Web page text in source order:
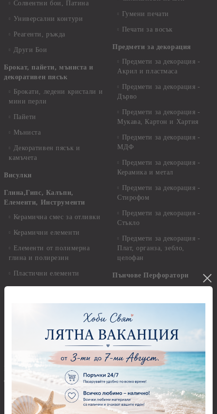
Солвентни бои, Патина
Универсални контури
Реагенти, ръжда
Други Бои
Брокат, пайети, мъниста и
декоративен пясък
Брокати, ледени кристали и
мини перли
Пайети
Мъниста
Декоративен пясък и
камъчета
Висулки
Глина,Гипс, Калъпи,
Елементи, Инструменти
Керамична смес за отливки
Керамични елементи
Елементи от полимерна
глина и полирезин
Пластични елементи
Молдове и шаблони
Самосъхнеща глина
Полимерна Глина
Приложни техники и
Декупаж
Декупажна хартия
Оризова декупажна
Гумени печати
Печати за восък
Предмети за декорация
Предмети за декорация -
Акрил и пластмаса
Предмети за декорация -
Дърво
Предмети за декорация -
Мукава, Картон и Хартия
Предмети за декорация -
МДФ
Предмети за декорация -
Керамика и метал
Предмети за декорация -
Стирофом
Предмети за декорация -
Стъкло
Предмети за декорация -
Плат, органза, зебло,
целофан
Пънчове Перфоратори
Перфоратори 2,50 см
Перфоратори над 2,50 см
Бордюрни пънчове
Ъглови перфоратори
Перфоратори Основни
Фигури - кръгове, овали
Перфоратори - Сърца и
звезди